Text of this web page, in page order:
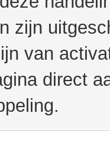
zijn
van
direct